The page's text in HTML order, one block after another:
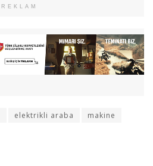
REKLAM
elektrikli araba
makine